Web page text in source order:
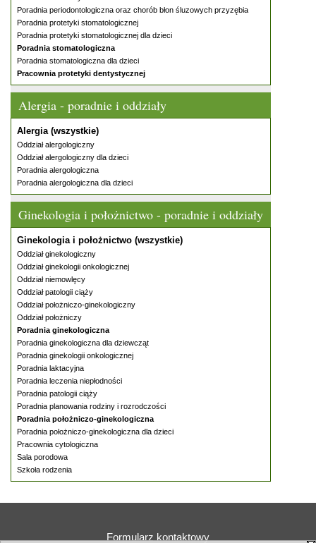
Poradnia periodontologiczna oraz chorób błon śluzowych przyzębia
Poradnia protetyki stomatologicznej
Poradnia protetyki stomatologicznej dla dzieci
Poradnia stomatologiczna
Poradnia stomatologiczna dla dzieci
Pracownia protetyki dentystycznej
Alergia - poradnie i oddziały
Alergia (wszystkie)
Oddział alergologiczny
Oddział alergologiczny dla dzieci
Poradnia alergologiczna
Poradnia alergologiczna dla dzieci
Ginekologia i położnictwo - poradnie i oddziały
Ginekologia i położnictwo (wszystkie)
Oddział ginekologiczny
Oddział ginekologii onkologicznej
Oddział niemowlęcy
Oddział patologii ciąży
Oddział położniczo-ginekologiczny
Oddział położniczy
Poradnia ginekologiczna
Poradnia ginekologiczna dla dziewcząt
Poradnia ginekologii onkologicznej
Poradnia laktacyjna
Poradnia leczenia niepłodności
Poradnia patologii ciąży
Poradnia planowania rodziny i rozrodczości
Poradnia położniczo-ginekologiczna
Poradnia położniczo-ginekologiczna dla dzieci
Pracownia cytologiczna
Sala porodowa
Szkoła rodzenia
Formularz kontaktowy